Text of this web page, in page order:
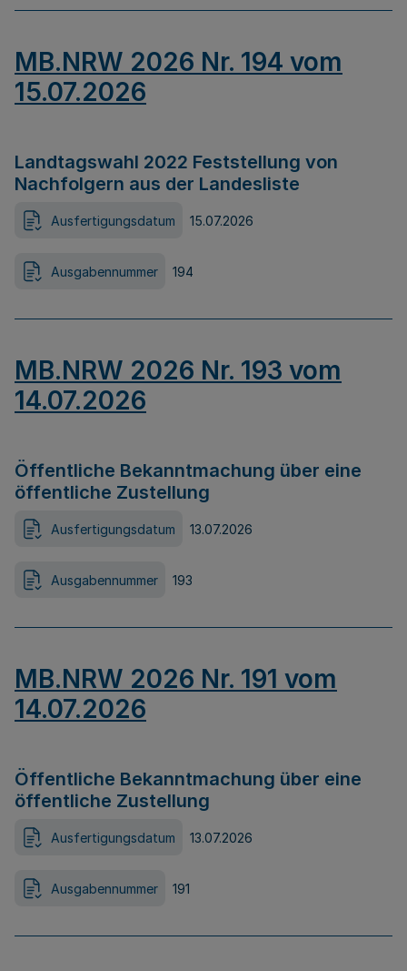
MB.NRW 2026 Nr. 194 vom
15.07.2026
Landtagswahl 2022 Feststellung von
Nachfolgern aus der Landesliste
Ausfertigungsdatum 15.07.2026
Ausgabennummer 194
MB.NRW 2026 Nr. 193 vom
14.07.2026
Öffentliche Bekanntmachung über eine
öffentliche Zustellung
Ausfertigungsdatum 13.07.2026
Ausgabennummer 193
MB.NRW 2026 Nr. 191 vom
14.07.2026
Öffentliche Bekanntmachung über eine
öffentliche Zustellung
Ausfertigungsdatum 13.07.2026
Ausgabennummer 191